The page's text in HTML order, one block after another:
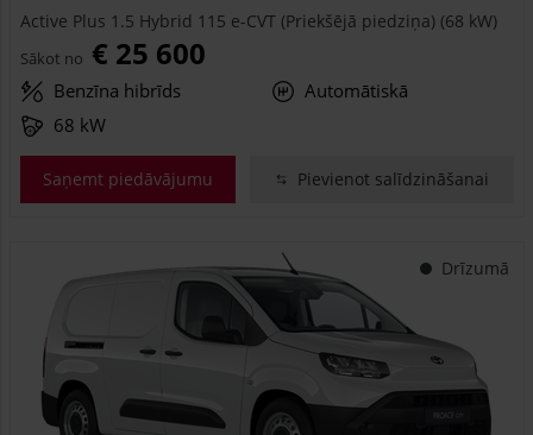
Active Plus 1.5 Hybrid 115 e-CVT (Priekšējā piedziņa) (68 kW)
Sākot no € 25 600
Benzīna hibrīds
Automātiskā
68 kW
Saņemt piedāvājumu Pievienot salīdzināšanai
Drīzumā